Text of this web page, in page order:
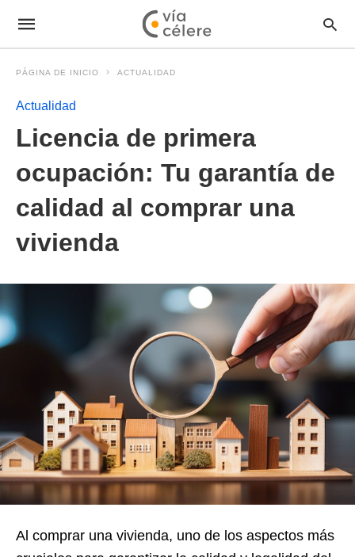
PÁGINA DE INICIO ACTUALIDAD
Actualidad
Licencia de primera
ocupación: Tu garantía de
calidad al comprar una
vivienda
Al comprar una vivienda, uno de los aspectos más